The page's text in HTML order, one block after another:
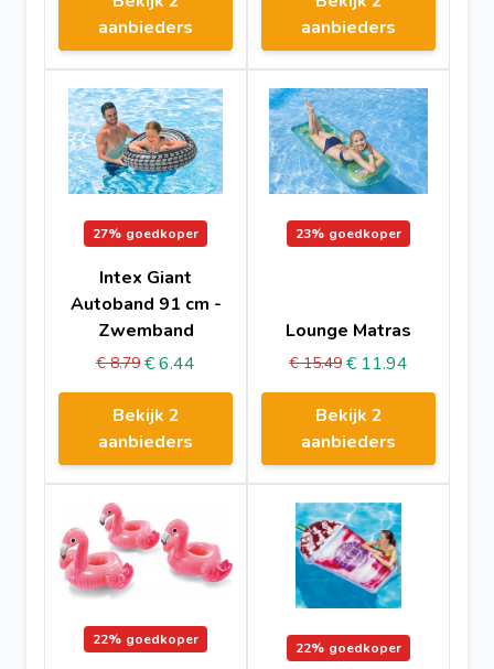
aanbieders
aanbieders
27% goedkoper
Intex Giant
Autoband 91 cm -
Zwemband
€ 8.79 € 6.44
Bekijk 2
aanbieders
23% goedkoper
Lounge Matras
€ 15.49 € 11.94
Bekijk 2
aanbieders
22% goedkoper
22% goedkoper